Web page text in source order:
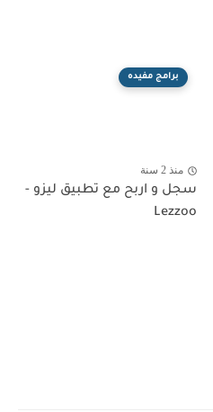
برامج مفيده
منذ 2 سنة
سجل و اربح مع تطبيق ليزو -
Lezzoo